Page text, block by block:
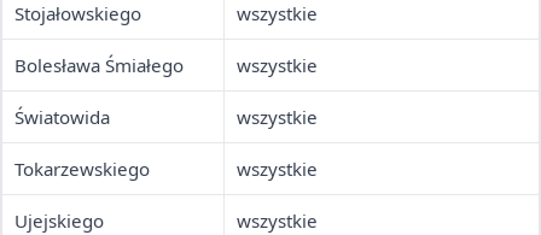
Stojałowskiego wszystkie
Bolesława Śmiałego wszystkie
Światowida wszystkie
Tokarzewskiego wszystkie
Ujejskiego wszystkie